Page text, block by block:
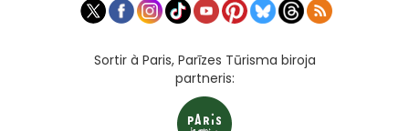
Sortir à Paris, Parīzes Tūrisma biroja
partneris: